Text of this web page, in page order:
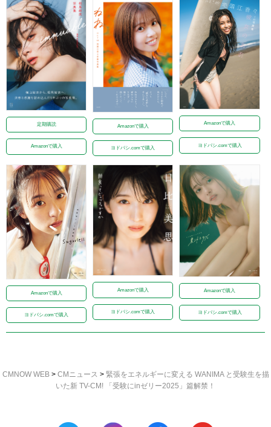
定期購読
Amazonで購入
Amazonで購入
ヨドバシ.comで購入
Amazonで購入
ヨドバシ.comで購入
Amazonで購入
ヨドバシ.comで購入
Amazonで購入
ヨドバシ.comで購入
Amazonで購入
ヨドバシ.comで購入
CMNOW WEB> CMニュース > 緊張をエネルギーに変える WANIMA と受験生を描
いた新 TV-CM! 「受験にinゼリー2025」篇解禁！